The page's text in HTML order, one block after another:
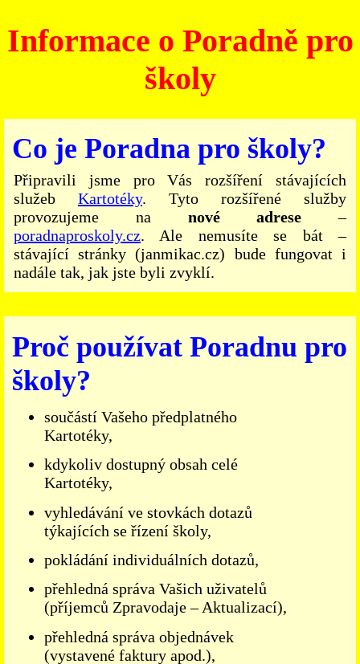
Informace o Poradně pro
školy
Co je Poradna pro školy?
Připravili jsme pro Vás rozšíření stávajících
služeb Kartotéky. Tyto rozšířené služby
provozujeme na nové adrese –
poradnaproskoly.cz. Ale nemusíte se bát –
stávající stránky (janmikac.cz) bude fungovat i
nadále tak, jak jste byli zvyklí.
Proč používat Poradnu pro
školy?
součástí Vašeho předplatného
Kartotéky,
kdykoliv dostupný obsah celé
Kartotéky,
vyhledávání ve stovkách dotazů
týkajících se řízení školy,
pokládání individuálních dotazů,
přehledná správa Vašich uživatelů
(příjemců Zpravodaje – Aktualizací),
přehledná správa objednávek
(vystavené faktury apod.),